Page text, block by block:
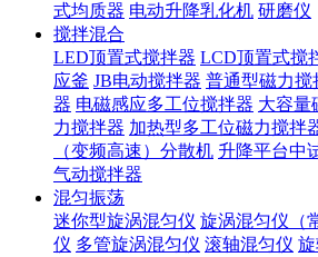
式均质器 电动升降乳化机 研磨仪
搅拌混合
LED顶置式搅拌器 LCD顶置式搅
应釜 JB电动搅拌器 普通型磁力搅
器 电磁感应多工位搅拌器 大容量
力搅拌器 加热型多工位磁力搅拌
（变频高速）分散机 升降平台中
气动搅拌器
混匀振荡
迷你型旋涡混匀仪 旋涡混匀仪（
仪 多管旋涡混匀仪 滚轴混匀仪